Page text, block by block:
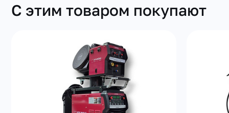
С этим товаром покупают